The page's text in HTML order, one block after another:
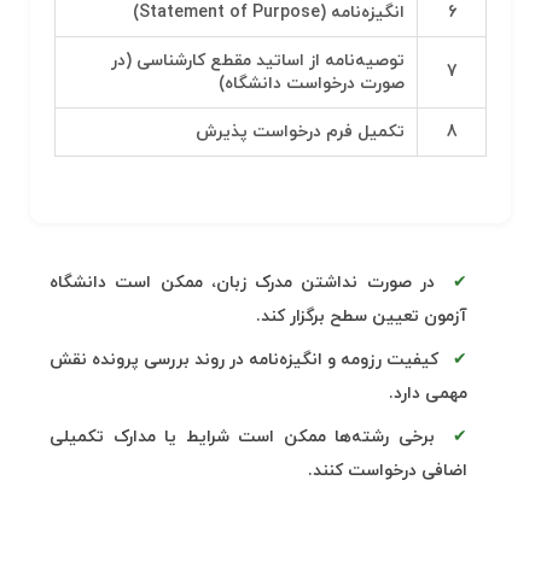
6 انگیزه‌نامه (Statement of Purpose)
7
توصیه‌نامه از اساتید مقطع کارشناسی (در
صورت درخواست دانشگاه)
8 تکمیل فرم درخواست پذیرش
در صورت نداشتن مدرک زبان، ممکن است دانشگاه
آزمون تعیین سطح برگزار کند.
کیفیت رزومه و انگیزه‌نامه در روند بررسی پرونده نقش
مهمی دارد.
برخی رشته‌ها ممکن است شرایط یا مدارک تکمیلی
اضافی درخواست کنند.